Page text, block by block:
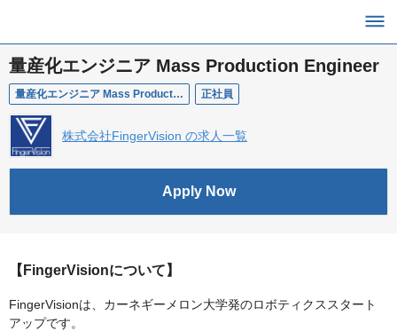
量産化エンジニア Mass Production Engineer
量産化エンジニア Mass Production Engineer 正社員
株式会社FingerVision の求人一覧
Apply Now
【FingerVisionについて】
FingerVisionは、カーネギーメロン大学発のロボティクススタート
アップです。